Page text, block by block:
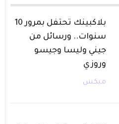
بلاكبينك تحتفل بمرور 10
سنوات.. ورسائل من
جيني وليسا وجيسو
وروزي
ميكس